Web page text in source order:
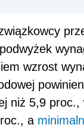
wzrost
niż 5,9 proc.,
a